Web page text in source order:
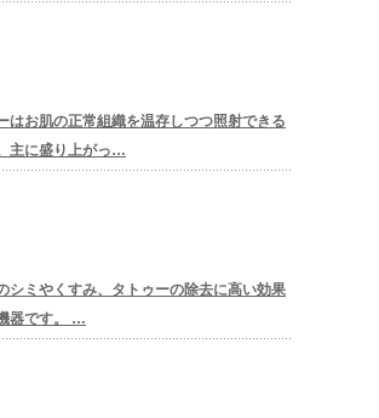
はお肌の正常組織を温存しつつ照射できる
主に盛り上がっ…
シミやくすみ、タトゥーの除去に高い効果
器です。 …